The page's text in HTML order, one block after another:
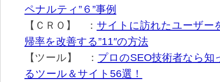
ペナルティ”６”事例
【ＣＲＯ】 ： サイトに訪れたユーザー
帰率を改善する”11″の方法
【ツール】 ： プロのSEO技術者なら知
るツール＆サイト56選！